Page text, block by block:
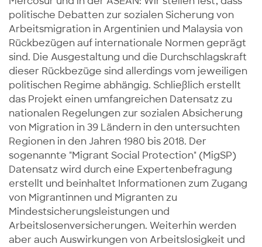
politische Debatten zur sozialen Sicherung von
Arbeitsmigration in Argentinien und Malaysia von
Rückbezügen auf internationale Normen geprägt
sind. Die Ausgestaltung und die Durchschlagskraft
dieser Rückbezüge sind allerdings vom jeweiligen
politischen Regime abhängig. Schließlich erstellt
das Projekt einen umfangreichen Datensatz zu
nationalen Regelungen zur sozialen Absicherung
von Migration in 39 Ländern in den untersuchten
Regionen in den Jahren 1980 bis 2018. Der
sogenannte "Migrant Social Protection" (MigSP)
Datensatz wird durch eine Expertenbefragung
erstellt und beinhaltet Informationen zum Zugang
von Migrantinnen und Migranten zu
Mindestsicherungsleistungen und
Arbeitslosenversicherungen. Weiterhin werden
aber auch Auswirkungen von Arbeitslosigkeit und